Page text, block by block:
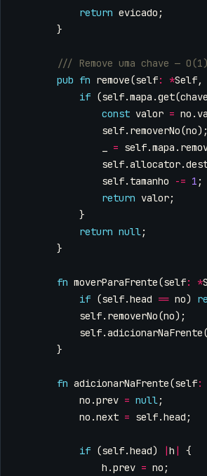
return evicado ;
}
pub fn remove(self: *Self,
if (self.mapa .get(chave
const valor = no .
self. removerNo(no);
= self.mapa .
self.allocator.
self. tamanho -= 1 ;
return valor;
}
return null;
}
fn moverParaFrente(self: *
if (self.head == no)
self. removerNo(no);
self.adicionarNaFrente(
}
fn adicionarNaFrente(self:
no .prev = null;
no .next = self.head ;
if (self.head) |h |
{
h .prev = no ;